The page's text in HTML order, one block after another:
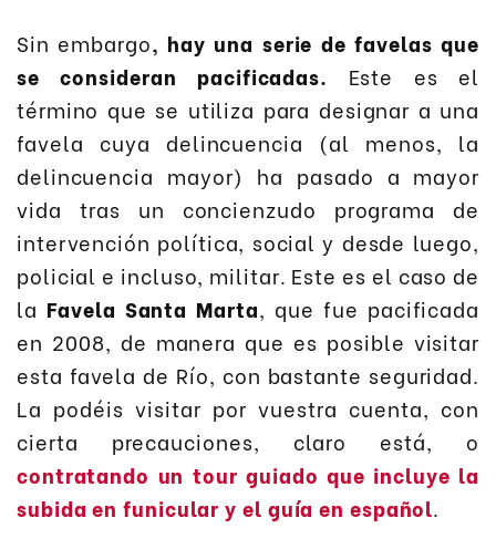
Sin embargo, hay una serie de favelas que
se consideran pacificadas. Este es el
término que se utiliza para designar a una
favela cuya delincuencia (al menos, la
delincuencia mayor) ha pasado a mayor
vida tras un concienzudo programa de
intervención política, social y desde luego,
policial e incluso, militar. Este es el caso de
la Favela Santa Marta, que fue pacificada
en 2008, de manera que es posible visitar
esta favela de Río, con bastante seguridad.
La podéis visitar por vuestra cuenta, con
cierta precauciones, claro está, o
contratando un tour guiado que incluye la
subida en funicular y el guía en español.